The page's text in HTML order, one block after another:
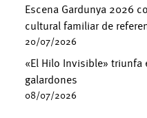
Escena Gardunya 2026
cultural familiar de
20/07/2026
«El Hilo Invisible» triunfa
galardones
08/07/2026